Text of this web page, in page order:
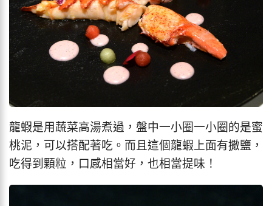
龍蝦是用蔬菜高湯煮過，盤中一小圈一小圈的是蜜
桃泥，可以搭配著吃。而且這個龍蝦上面有撒鹽，
吃得到顆粒，口感相當好，也相當提味！